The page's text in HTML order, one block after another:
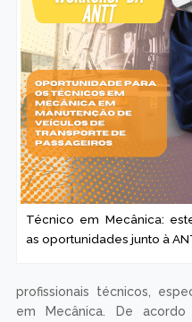
Técnico em Mecânica:
as oportunidades junto à
profissionais técnicos,
em Mecânica. De